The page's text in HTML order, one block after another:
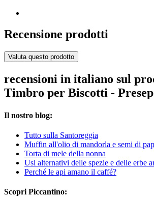
Recensione prodotti
Valuta questo prodotto
recensioni in italiano sul
Timbro per Biscotti -
Il nostro blog:
Tutto sulla Santoreggia
Muffin all'olio di mandorla e semi di
Torta di mele della nonna
Usi alternativi delle spezie e delle erbe
Perché le api amano il caffé?
Scopri Piccantino: